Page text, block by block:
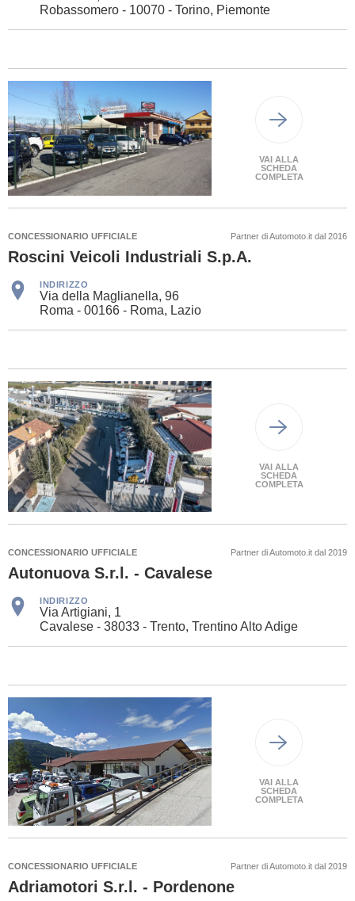
Robassomero - 10070 - Torino, Piemonte
VAI ALLA
SCHEDA
COMPLETA
CONCESSIONARIO UFFICIALE Partner di Automoto.it dal 2016
Roscini Veicoli Industriali S.p.A.
INDIRIZZO
Via della Maglianella, 96
Roma - 00166 - Roma, Lazio
VAI ALLA
SCHEDA
COMPLETA
CONCESSIONARIO UFFICIALE Partner di Automoto.it dal 2019
Autonuova S.r.l. - Cavalese
INDIRIZZO
Via Artigiani, 1
Cavalese - 38033 - Trento, Trentino Alto Adige
VAI ALLA
SCHEDA
COMPLETA
CONCESSIONARIO UFFICIALE Partner di Automoto.it dal 2019
Adriamotori S.r.l. - Pordenone